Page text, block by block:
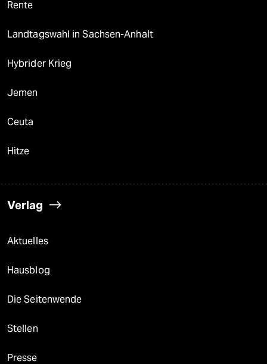
Rente
Landtagswahl in Sachsen-Anhalt
Hybrider Krieg
Jemen
Ceuta
Hitze
Verlag
Aktuelles
Hausblog
Die Seitenwende
Stellen
Presse